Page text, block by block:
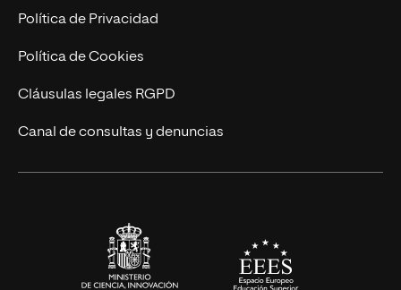
Postgrados
Cursos Universitarios
Trabaja en UNIR
Actualidad
UNIR Revista
Eventos
Política de Privacidad
Política de Cookies
Cláusulas legales RGPD
Canal de consultas y denuncias